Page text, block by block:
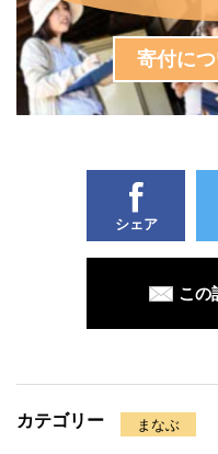
寄付に
シェア
この
カテゴリー まなぶ